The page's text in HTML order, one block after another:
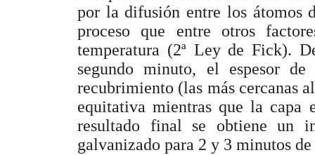
por la difusión entre los átomos
proceso que entre otros
temperatura (2ª Ley de Fick).
segundo minuto, el espesor
recubrimiento (las más cercanas
equitativa mientras que la capa
resultado final se obtiene un
galvanizado para 2 y 3 minutos